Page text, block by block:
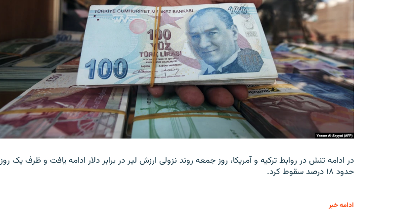
در ادامه تنش در روابط ترکیه و آمریکا، روز جمعه روند نزولی ارزش لیر در برابر دلار ادامه یافت و ظرف یک روز
حدود ۱۸ درصد سقوط کرد.
ادامه خبر